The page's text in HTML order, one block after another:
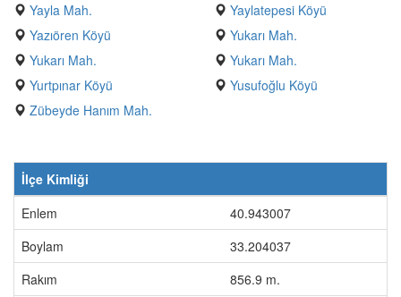
Yayla Mah.
Yaylatepesi Köyü
Yazıören Köyü
Yukarı Mah.
Yukarı Mah.
Yukarı Mah.
Yurtpınar Köyü
Yusufoğlu Köyü
Zübeyde Hanım Mah.
İlçe Kimliği
Enlem
40.943007
Boylam
33.204037
Rakım
856.9 m.